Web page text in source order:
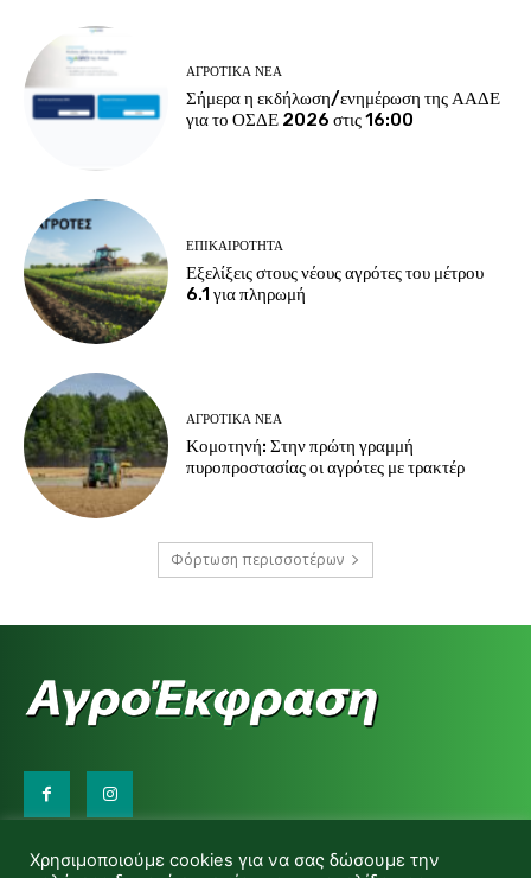
ΑΓΡΟΤΙΚΆ ΝΈΑ
Σήμερα η εκδήλωση/ενημέρωση της ΑΑΔΕ
για το ΟΣΔΕ 2026 στις 16:00
ΕΠΙΚΑΙΡΌΤΗΤΑ
Εξελίξεις στους νέους αγρότες του μέτρου
6.1 για πληρωμή
ΑΓΡΟΤΙΚΆ ΝΈΑ
Κομοτηνή: Στην πρώτη γραμμή
πυροπροστασίας οι αγρότες με τρακτέρ
Φόρτωση περισσοτέρων
d.makas@yahoo.gr
Χρησιμοποιούμε cookies για να σας δώσουμε την